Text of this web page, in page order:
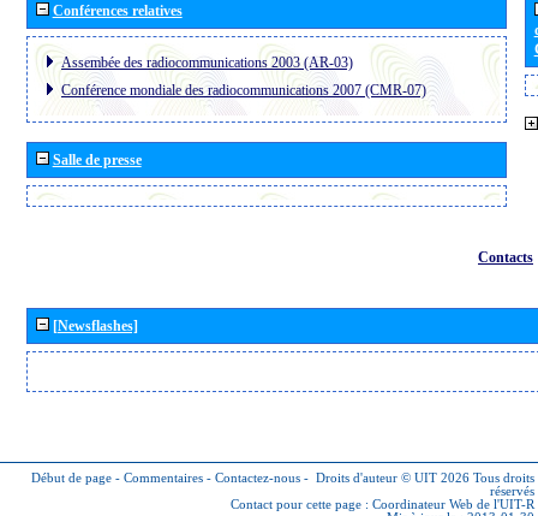
Conférences relatives
Assembée des radiocommunications 2003 (AR-03)
Conférence mondiale des radiocommunications 2007 (CMR-07)
Salle de presse
Contacts
[Newsflashes]
Début de page - Commentaires - Contactez-nous - Droits d'auteur © UIT 2026 Tous droits
réservés
Contact pour cette page : Coordinateur Web de l'UIT-R